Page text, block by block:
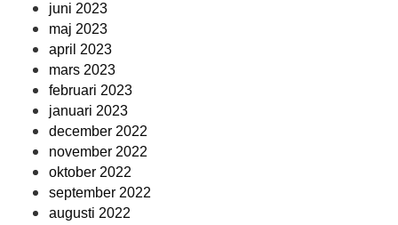
juni 2023
maj 2023
april 2023
mars 2023
februari 2023
januari 2023
december 2022
november 2022
oktober 2022
september 2022
augusti 2022